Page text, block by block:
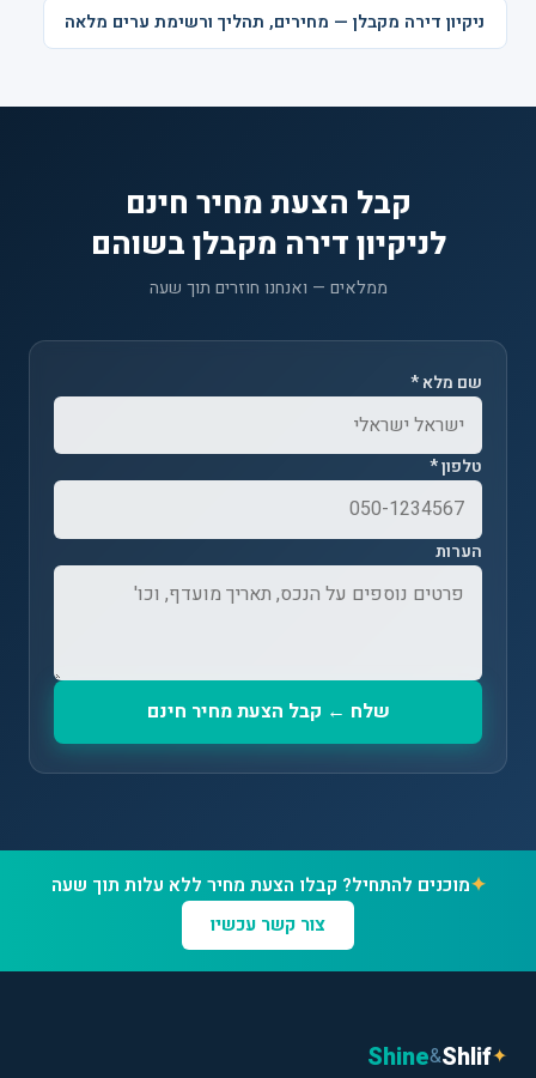
ניקיון דירה מקבלן — מחירים, תהליך ורשימת ערים מלאה
קבל הצעת מחיר חינם
לניקיון דירה מקבלן בשוהם
ממלאים — ואנחנו חוזרים תוך שעה
שם מלא *
טלפון *
הערות
שלח ← קבל הצעת מחיר חינם
✦מוכנים להתחיל? קבלו הצעת מחיר ללא עלות תוך שעה
צור קשר עכשיו
✦
Shlif
&
Shine